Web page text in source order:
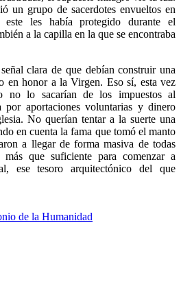
un grupo de sacerdotes envueltos en
les había protegido durante el
a la capilla en la que se encontraba
clara de que debían construir una
en honor a la Virgen. Eso sí, esta vez
no lo sacarían de los impuestos al
por aportaciones voluntarias y dinero
No querían tentar a la suerte una
en cuenta la fama que tomó el manto
a llegar de forma masiva de todas
que suficiente para comenzar a
ese tesoro arquitectónico del que
de la Humanidad